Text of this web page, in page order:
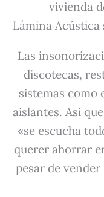
Lámina Acústica
Las
discotecas,
sistemas como
aislantes. Así
«se escucha
querer ahorrar
pesar de